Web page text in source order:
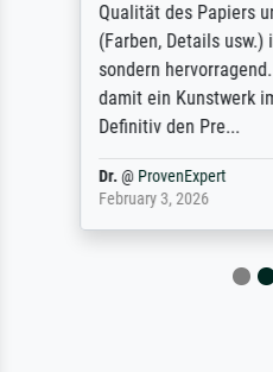
Qualität des Papiers
(Farben, Details
sondern
damit ein Kunstwerk
Definitiv den Pre...
Dr.@ ProvenExpert
February 3, 2026